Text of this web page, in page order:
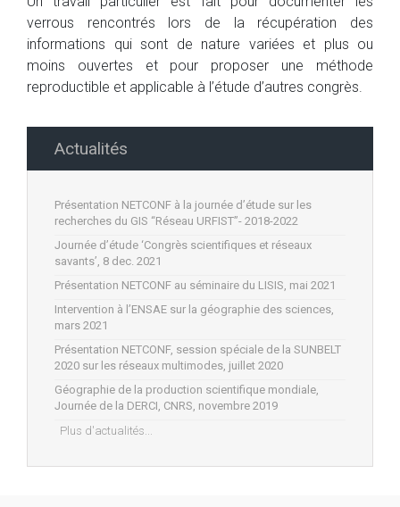
verrous rencontrés lors de la récupération des
informations qui sont de nature variées et plus ou
moins ouvertes et pour proposer une méthode
reproductible et applicable à l’étude d’autres congrès.
Actualités
Présentation NETCONF à la journée d’étude sur les
recherches du GIS “Réseau URFIST”- 2018-2022
Journée d’étude ‘Congrès scientifiques et réseaux
savants’, 8 dec. 2021
Présentation NETCONF au séminaire du LISIS, mai 2021
Intervention à l’ENSAE sur la géographie des sciences,
mars 2021
Présentation NETCONF, session spéciale de la SUNBELT
2020 sur les réseaux multimodes, juillet 2020
Géographie de la production scientifique mondiale,
Journée de la DERCI, CNRS, novembre 2019
Plus d'actualités...